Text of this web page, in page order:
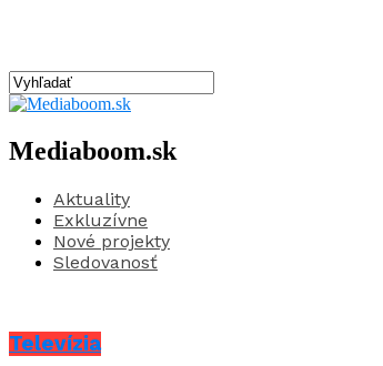
Mediaboom.sk
Aktuality
Exkluzívne
Nové projekty
Sledovanosť
Televízia